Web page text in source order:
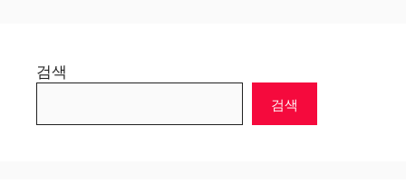
검색
검색